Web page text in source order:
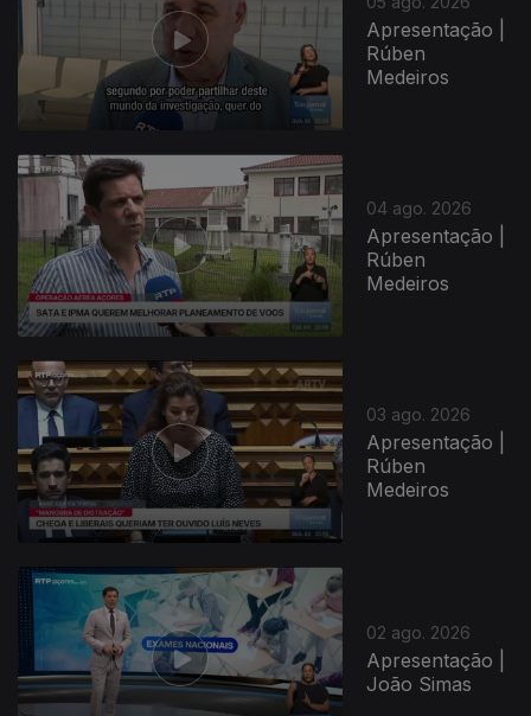
Apresentação |
Rúben
Medeiros
04 ago. 2026
Apresentação |
Rúben
Medeiros
03 ago. 2026
Apresentação |
Rúben
Medeiros
02 ago. 2026
Apresentação |
João Simas